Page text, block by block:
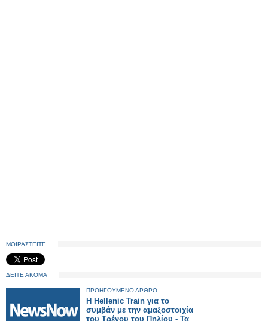
ΜΟΙΡΑΣΤΕΙΤΕ
ΔΕΙΤΕ ΑΚΟΜΑ
ΠΡΟΗΓΟΥΜΕΝΟ ΑΡΘΡΟ
Η Hellenic Train για το
συμβάν με την αμαξοστοιχία
του Τρένου του Πηλίου - Τα